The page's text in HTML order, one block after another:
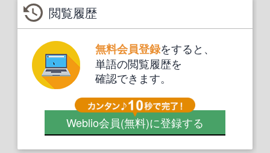
閲覧履歴
無料会員登録をすると、
単語の閲覧履歴を
確認できます。
Weblio会員(無料)に登録する